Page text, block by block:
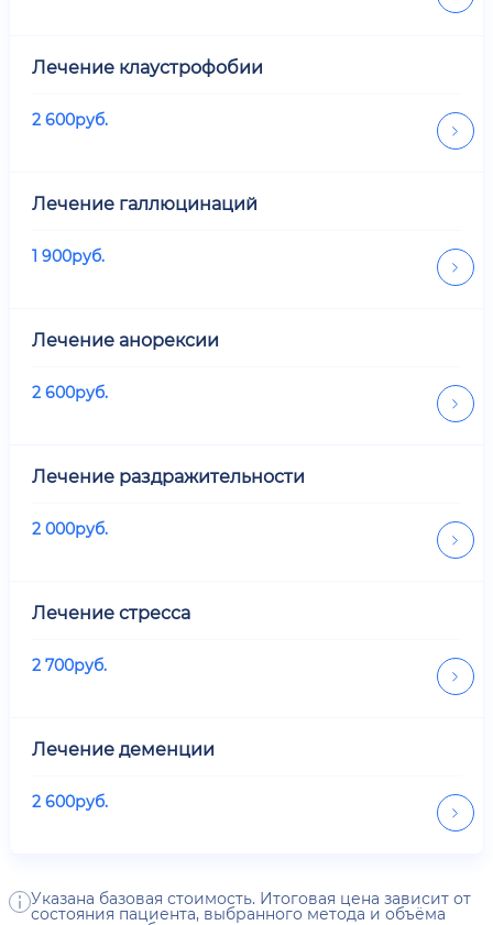
Лечение клаустрофобии
2 600руб.
Лечение галлюцинаций
1 900руб.
Лечение анорексии
2 600руб.
Лечение раздражительности
2 000руб.
Лечение стресса
2 700руб.
Лечение деменции
2 600руб.
Указана базовая стоимость. Итоговая цена зависит от
состояния пациента, выбранного метода и объёма